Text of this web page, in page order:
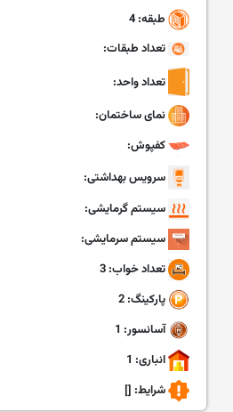
طبقه: 4
تعداد طبقات:
تعداد واحد:
نمای ساختمان:
کفپوش:
سرویس بهداشتی:
سیستم گرمایشی:
سیستم سرمایشی:
تعداد خواب: 3
پارکینگ: 2
آسانسور: 1
انباری: 1
شرایط: []